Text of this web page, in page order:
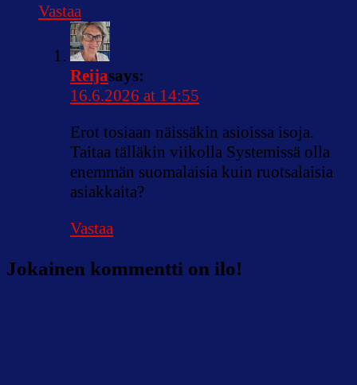
Vastaa
Reijasays:
16.6.2026 at 14:55
Erot tosiaan näissäkin asioissa isoja.
Taitaa tälläkin viikolla Systemissä olla
enemmän suomalaisia kuin ruotsalaisia
asiakkaita?
Vastaa
Jokainen kommentti on ilo!